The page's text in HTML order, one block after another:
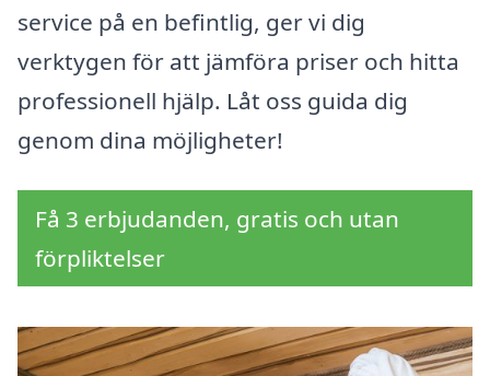
service på en befintlig, ger vi dig
verktygen för att jämföra priser och hitta
professionell hjälp. Låt oss guida dig
genom dina möjligheter!
Få 3 erbjudanden, gratis och utan
förpliktelser